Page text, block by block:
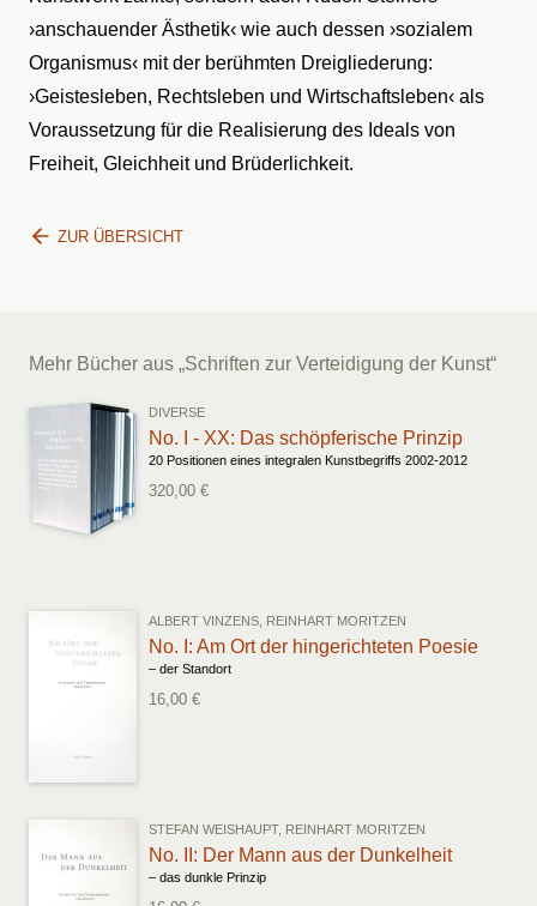
›anschauender Ästhetik‹ wie auch dessen ›sozialem
Organismus‹ mit der berühmten Dreigliederung:
›Geistesleben, Rechtsleben und Wirtschaftsleben‹ als
Voraussetzung für die Realisierung des Ideals von
Freiheit, Gleichheit und Brüderlichkeit.
ZUR ÜBERSICHT
Mehr Bücher aus „Schriften zur Verteidigung der Kunst“
DIVERSE
No. I - XX: Das schöpferische Prinzip
20 Positionen eines integralen Kunstbegriffs 2002-2012
320,00 €
ALBERT VINZENS, REINHART MORITZEN
No. I: Am Ort der hingerichteten Poesie
– der Standort
16,00 €
STEFAN WEISHAUPT, REINHART MORITZEN
No. II: Der Mann aus der Dunkelheit
– das dunkle Prinzip